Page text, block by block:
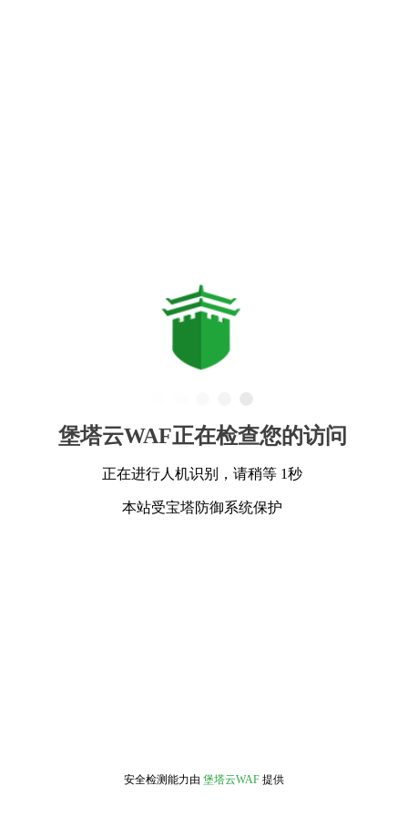
堡塔云WAF正在检查您的访问
正在进行人机识别，请稍等 1秒
本站受宝塔防御系统保护
安全检测能力由 堡塔云WAF 提供